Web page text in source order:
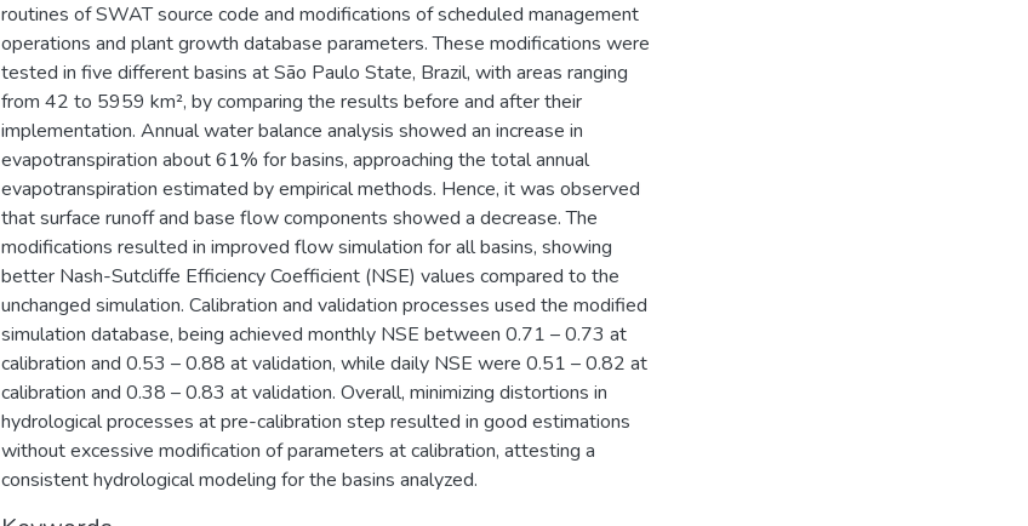
routines of SWAT source code and modifications of scheduled management
operations and plant growth database parameters. These modifications were
tested in five different basins at São Paulo State, Brazil, with areas ranging
from 42 to 5959 km², by comparing the results before and after their
implementation. Annual water balance analysis showed an increase in
evapotranspiration about 61% for basins, approaching the total annual
evapotranspiration estimated by empirical methods. Hence, it was observed
that surface runoff and base flow components showed a decrease. The
modifications resulted in improved flow simulation for all basins, showing
better Nash-Sutcliffe Efficiency Coefficient (NSE) values compared to the
unchanged simulation. Calibration and validation processes used the modified
simulation database, being achieved monthly NSE between 0.71 – 0.73 at
calibration and 0.53 – 0.88 at validation, while daily NSE were 0.51 – 0.82 at
calibration and 0.38 – 0.83 at validation. Overall, minimizing distortions in
hydrological processes at pre-calibration step resulted in good estimations
without excessive modification of parameters at calibration, attesting a
consistent hydrological modeling for the basins analyzed.